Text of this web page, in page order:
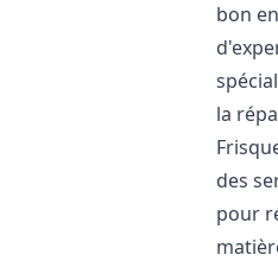
bon
la
des
pour